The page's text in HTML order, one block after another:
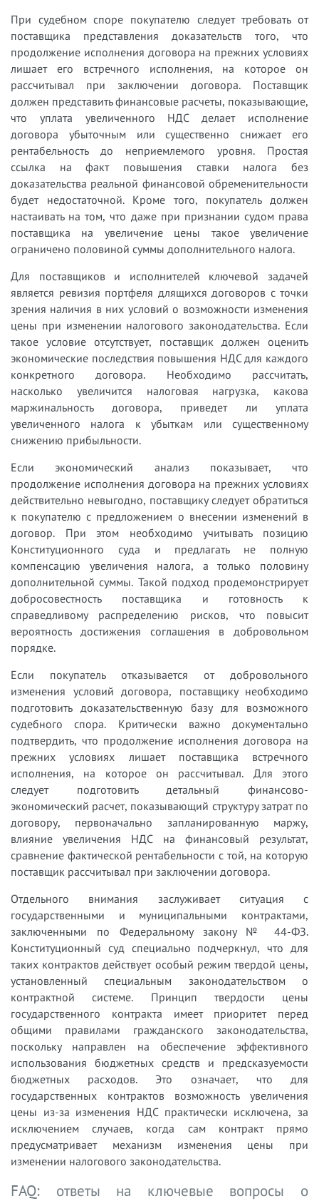
При судебном споре покупателю следует требовать от
поставщика представления доказательств того, что
продолжение исполнения договора на прежних условиях
лишает его встречного исполнения, на которое он
рассчитывал при заключении договора. Поставщик
должен представить финансовые расчеты, показывающие,
что уплата увеличенного НДС делает исполнение
договора убыточным или существенно снижает его
рентабельность до неприемлемого уровня. Простая
ссылка на факт повышения ставки налога без
доказательства реальной финансовой обременительности
будет недостаточной. Кроме того, покупатель должен
настаивать на том, что даже при признании судом права
поставщика на увеличение цены такое увеличение
ограничено половиной суммы дополнительного налога.
Для поставщиков и исполнителей ключевой задачей
является ревизия портфеля длящихся договоров с точки
зрения наличия в них условий о возможности изменения
цены при изменении налогового законодательства. Если
такое условие отсутствует, поставщик должен оценить
экономические последствия повышения НДС для каждого
конкретного договора. Необходимо рассчитать,
насколько увеличится налоговая нагрузка, какова
маржинальность договора, приведет ли уплата
увеличенного налога к убыткам или существенному
снижению прибыльности.
Если экономический анализ показывает, что
продолжение исполнения договора на прежних условиях
действительно невыгодно, поставщику следует обратиться
к покупателю с предложением о внесении изменений в
договор. При этом необходимо учитывать позицию
Конституционного суда и предлагать не полную
компенсацию увеличения налога, а только половину
дополнительной суммы. Такой подход продемонстрирует
добросовестность поставщика и готовность к
справедливому распределению рисков, что повысит
вероятность достижения соглашения в добровольном
порядке.
Если покупатель отказывается от добровольного
изменения условий договора, поставщику необходимо
подготовить доказательственную базу для возможного
судебного спора. Критически важно документально
подтвердить, что продолжение исполнения договора на
прежних условиях лишает поставщика встречного
исполнения, на которое он рассчитывал. Для этого
следует подготовить детальный финансово-
экономический расчет, показывающий структуру затрат по
договору, первоначально запланированную маржу,
влияние увеличения НДС на финансовый результат,
сравнение фактической рентабельности с той, на которую
поставщик рассчитывал при заключении договора.
Отдельного внимания заслуживает ситуация с
государственными и муниципальными контрактами,
заключенными по Федеральному закону № 44-ФЗ.
Конституционный суд специально подчеркнул, что для
таких контрактов действует особый режим твердой цены,
установленный специальным законодательством о
контрактной системе. Принцип твердости цены
государственного контракта имеет приоритет перед
общими правилами гражданского законодательства,
поскольку направлен на обеспечение эффективного
использования бюджетных средств и предсказуемости
бюджетных расходов. Это означает, что для
государственных контрактов возможность увеличения
цены из-за изменения НДС практически исключена, за
исключением случаев, когда сам контракт прямо
предусматривает механизм изменения цены при
изменении налогового законодательства.
FAQ: ответы на ключевые вопросы о